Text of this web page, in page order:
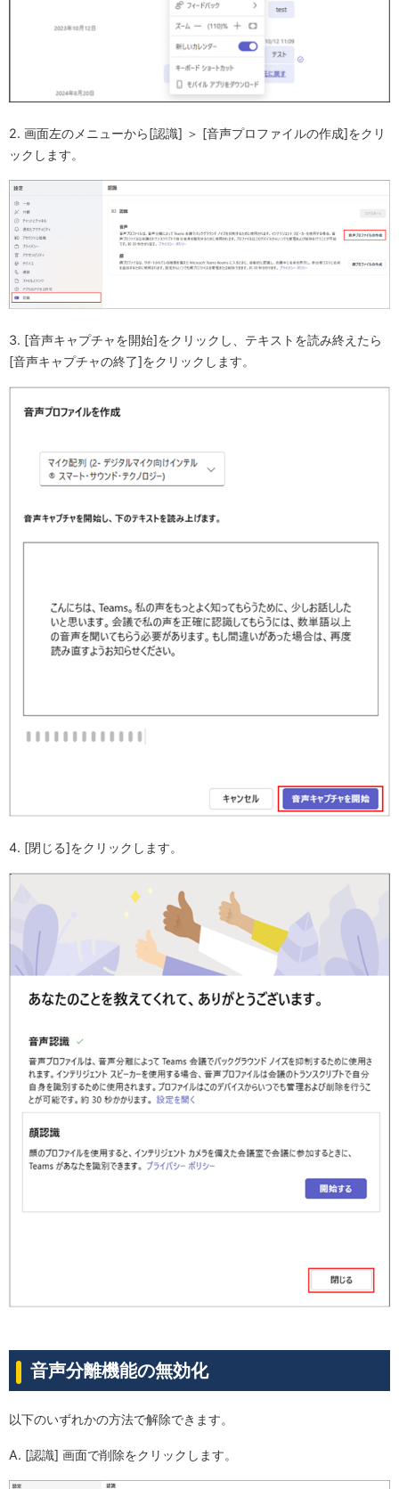
2. 画面左のメニューから[認識] ＞ [音声プロファイルの作成]をクリ
ックします。
3. [音声キャプチャを開始]をクリックし、テキストを読み終えたら
[音声キャプチャの終了]をクリックします。
4. [閉じる]をクリックします。
音声分離機能の無効化
以下のいずれかの方法で解除できます。
A. [認識] 画面で削除をクリックします。